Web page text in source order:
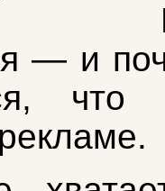
— и
что